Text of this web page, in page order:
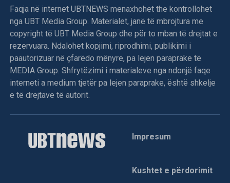
Faqja në internet UBTNEWS menaxhohet the kontrollohet
nga UBT Media Group. Materialet, janë të mbrojtura me
copyright të UBT Media Group dhe për to mban të drejtat e
rezervuara. Ndalohet kopjimi, riprodhimi, publikimi i
paautorizuar në çfarëdo mënyre, pa lejen paraprake të
MEDIA Group. Shfrytëzimi i materialeve nga ndonjë faqe
interneti a medium tjetër pa lejen paraprake, është shkelje
e të drejtave të autorit.
Impresum
Kushtet e përdorimit